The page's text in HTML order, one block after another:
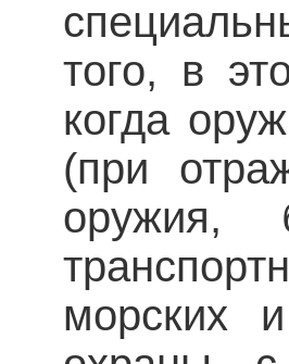
того, в
когда
(при
оружия,
морских